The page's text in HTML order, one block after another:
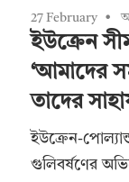
27 February
ইউক্রেন
‘আমাদের
তাদের
ইউক্রেন-
গুলিবর্ষণের